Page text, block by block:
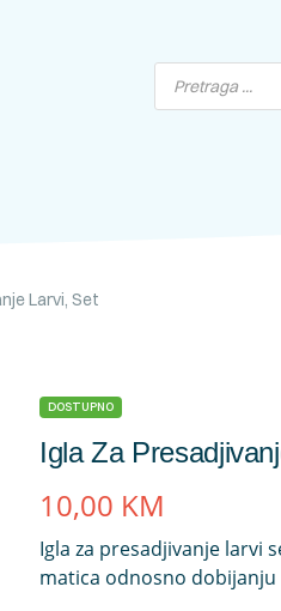
Larvi, Set
DOSTUPNO
Igla Za
10,00 KM
Igla za presadjivanje larvi
matica odnosno